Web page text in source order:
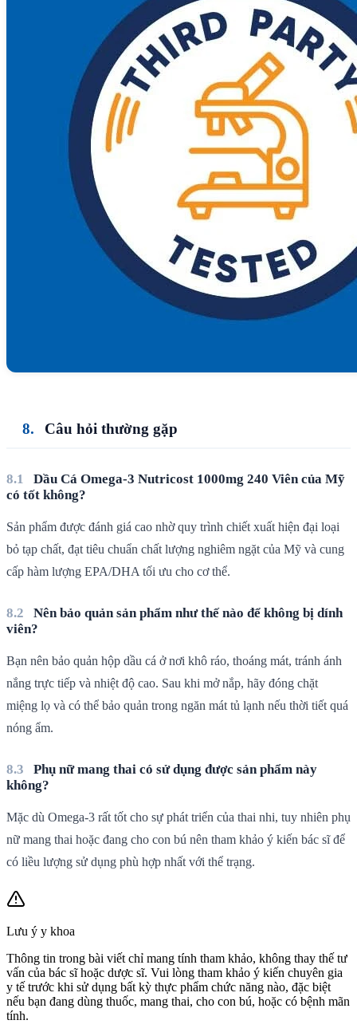
Câu hỏi thường gặp
Dầu Cá Omega-3 Nutricost 1000mg 240 Viên của Mỹ
có tốt không?
Sản phẩm được đánh giá cao nhờ quy trình chiết xuất hiện đại loại
bỏ tạp chất, đạt tiêu chuẩn chất lượng nghiêm ngặt của Mỹ và cung
cấp hàm lượng EPA/DHA tối ưu cho cơ thể.
Nên bảo quản sản phẩm như thế nào để không bị dính
viên?
Bạn nên bảo quản hộp dầu cá ở nơi khô ráo, thoáng mát, tránh ánh
nắng trực tiếp và nhiệt độ cao. Sau khi mở nắp, hãy đóng chặt
miệng lọ và có thể bảo quản trong ngăn mát tủ lạnh nếu thời tiết quá
nóng ẩm.
Phụ nữ mang thai có sử dụng được sản phẩm này
không?
Mặc dù Omega-3 rất tốt cho sự phát triển của thai nhi, tuy nhiên phụ
nữ mang thai hoặc đang cho con bú nên tham khảo ý kiến bác sĩ để
có liều lượng sử dụng phù hợp nhất với thể trạng.
Lưu ý y khoa
Thông tin trong bài viết chỉ mang tính tham khảo, không thay thế tư
vấn của bác sĩ hoặc dược sĩ. Vui lòng tham khảo ý kiến chuyên gia
y tế trước khi sử dụng bất kỳ thực phẩm chức năng nào, đặc biệt
nếu bạn đang dùng thuốc, mang thai, cho con bú, hoặc có bệnh mãn
tính.